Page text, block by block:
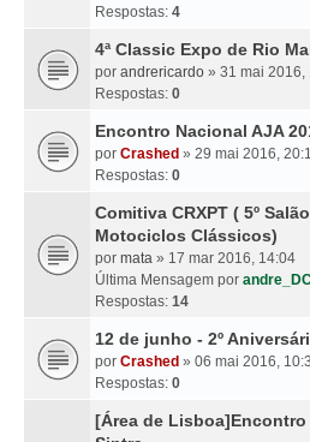
Respostas: 4
4ª Classic Expo de Rio
por andrericardo » 31 mai 2016,
Respostas: 0
Encontro Nacional AJA
por Crashed » 29 mai 2016,
Respostas: 0
Comitiva CRXPT ( 5º
Motociclos Clássicos)
por mata » 17 mar 2016, 14:04
Última Mensagem por
Respostas: 14
12 de junho - 2º
por Crashed » 06 mai 2016,
Respostas: 0
[Área de Lisboa]Encontro